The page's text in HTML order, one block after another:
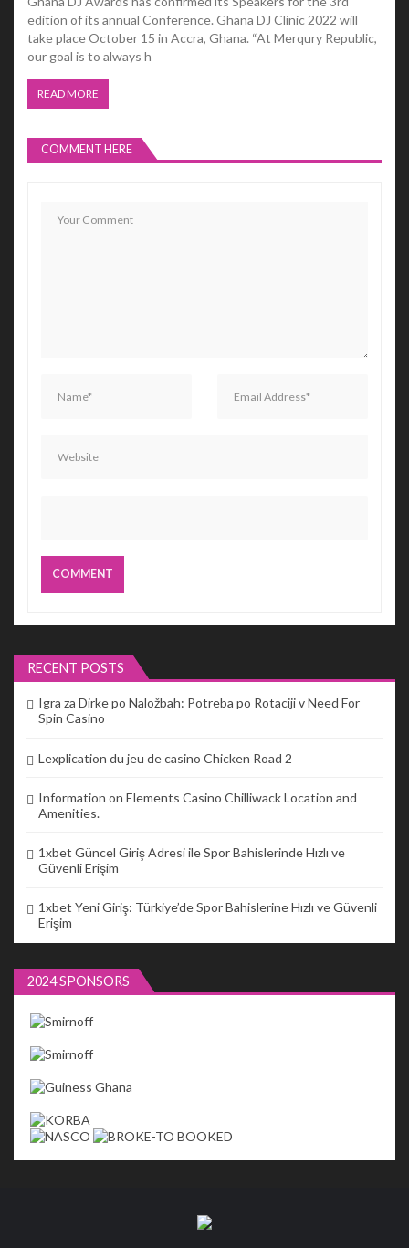
edition of its annual Conference. Ghana DJ Clinic 2022 will
take place October 15 in Accra, Ghana. “At Merqury Republic,
our goal is to always h
READ MORE
COMMENT HERE
RECENT POSTS
Igra za Dirke po Naložbah: Potreba po Rotaciji v Need For
Spin Casino
Lexplication du jeu de casino Chicken Road 2
Information on Elements Casino Chilliwack Location and
Amenities.
1xbet Güncel Giriş Adresi ile Spor Bahislerinde Hızlı ve
Güvenli Erişim
1xbet Yeni Giriş: Türkiye’de Spor Bahislerine Hızlı ve Güvenli
Erişim
2024 SPONSORS